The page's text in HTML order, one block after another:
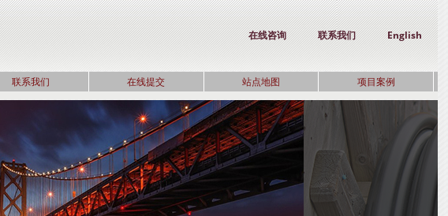
English
联系我们
在线咨询
联系我们 在线提交 站点地图 项目案例